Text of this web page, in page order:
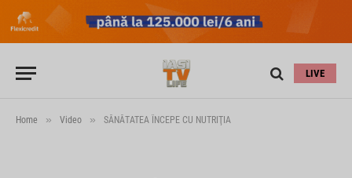
LIVE
Home » Video » SĂNĂTATEA ÎNCEPE CU NUTRIŢIA